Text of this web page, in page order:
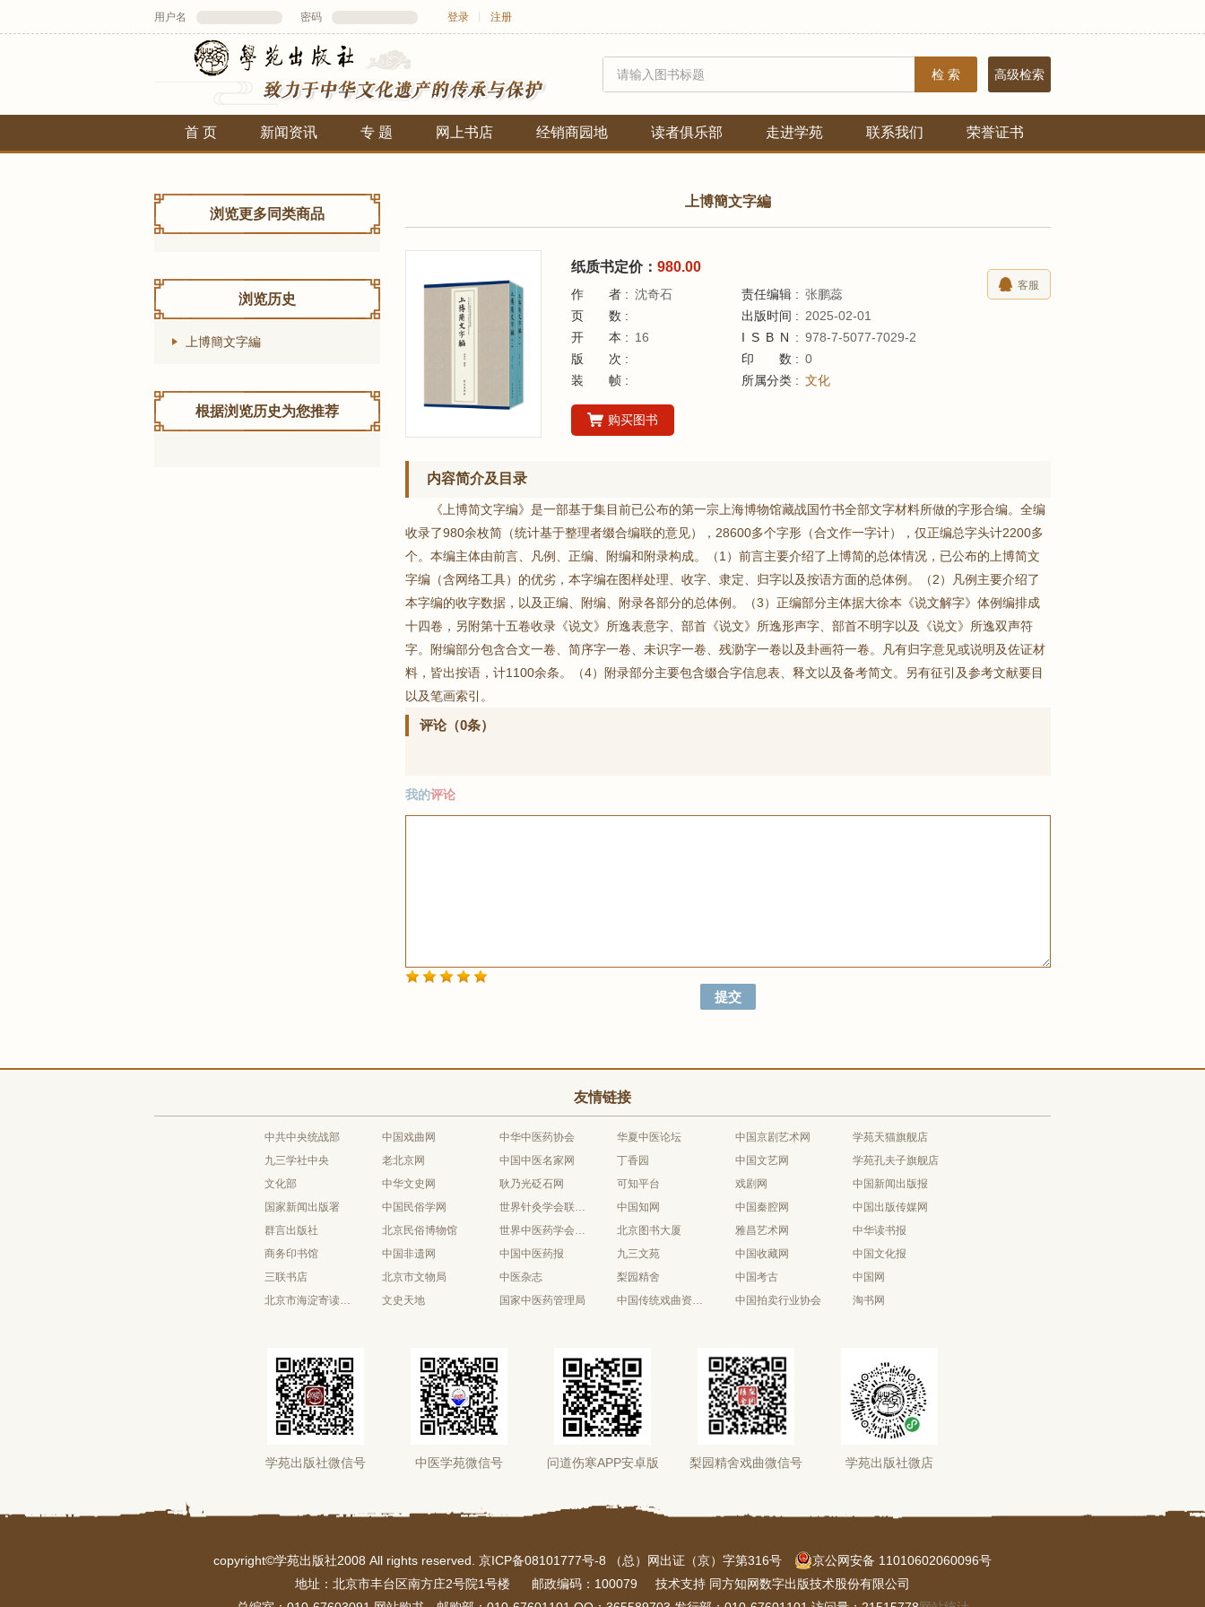
用户名 密码 登录 注册
检 索 高级检索
首 页 新闻资讯 专 题 网上书店 经销商园地 读者俱乐部 走进学苑 联系我们 荣誉证书
浏览更多同类商品
浏览历史
上博簡文字編
根据浏览历史为您推荐
上博簡文字編
纸质书定价： 980.00
作者沈奇石 责任编辑
张鹏蕊
页数
出版时间
2025-02-01
开本
16 ISBN
978-7-5077-7029-2
版次
印数
0
装帧
所属分类 文化
购买图书
客服
内容简介及目录
《上博简文字编》是一部基于集目前已公布的第一宗上海博物馆藏战国竹书全部文字材料所做的字形合编。全编
收录了980余枚简（统计基于整理者缀合编联的意见），28600多个字形（合文作一字计），仅正编总字头计2200多
个。本编主体由前言、凡例、正编、附编和附录构成。（1）前言主要介绍了上博简的总体情况，已公布的上博简文
字编（含网络工具）的优劣，本字编在图样处理、收字、隶定、归字以及按语方面的总体例。（2）凡例主要介绍了
本字编的收字数据，以及正编、附编、附录各部分的总体例。（3）正编部分主体据大徐本《说文解字》体例编排成
十四卷，另附第十五卷收录《说文》所逸表意字、部首《说文》所逸形声字、部首不明字以及《说文》所逸双声符
字。附编部分包含合文一卷、简序字一卷、未识字一卷、残泐字一卷以及卦画符一卷。凡有归字意见或说明及佐证材
料，皆出按语，计1100余条。（4）附录部分主要包含缀合字信息表、释文以及备考简文。另有征引及参考文献要目
以及笔画索引。
评论（0条）
我的评论
友情链接
中共中央统战部
九三学社中央
文化部
国家新闻出版署
群言出版社
商务印书馆
三联书店
北京市海淀寄读学校
中国戏曲网
老北京网
中华文史网
中国民俗学网
北京民俗博物馆
中国非遗网
北京市文物局
文史天地
中华中医药协会
中国中医名家网
耿乃光砭石网
世界针灸学会联合会
世界中医药学会联合会
中国中医药报
中医杂志
国家中医药管理局
华夏中医论坛
丁香园
可知平台
中国知网
北京图书大厦
九三文苑
梨园精舍
中国传统戏曲资源库
中国京剧艺术网
中国文艺网
戏剧网
中国秦腔网
雅昌艺术网
中国收藏网
中国考古
中国拍卖行业协会
学苑天猫旗舰店
学苑孔夫子旗舰店
中国新闻出版报
中国出版传媒网
中华读书报
中国文化报
中国网
淘书网
学苑出版社微信号 中医学苑微信号 问道伤寒APP安卓版 梨园精舍戏曲微信号 学苑出版社微店
copyright©学苑出版社2008 All rights reserved. 京ICP备08101777号-8 （总）网出证（京）字第316号
京公网安备 11010602060096号
地址：北京市丰台区南方庄2号院1号楼
邮政编码：100079
技术支持 同方知网数字出版技术股份有限公司